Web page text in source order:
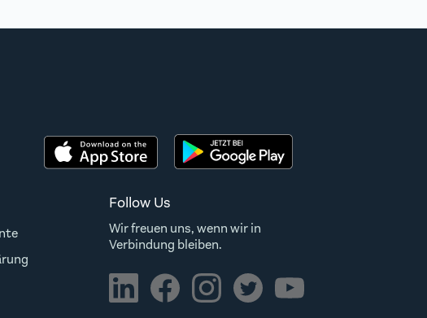
Follow Us
Wir freuen uns, wenn wir in
Verbindung bleiben.